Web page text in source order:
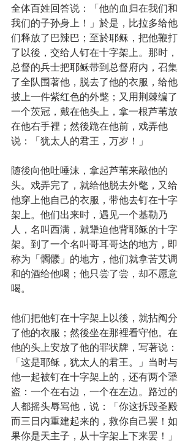
全体百姓回答说：「他的血归在我们和
我们的子孙身上！」於是，比拉多给他
们释放了巴辣巴；至於耶稣，把他鞭打
了以後，交给人钉在十字架上。那时，
总督的兵士把耶稣带到总督府内，召集
了全队围著他，脱去了他的衣服，给他
披上一件紫红色的外氅；又用荆棘编了
一个茨冠，戴在他头上，拿一根芦苇放
在他右手裡；然後跪在他前，戏弄他
说：「犹太人的君王，万岁！」
随後向他吐唾沫，拿起芦苇来敲他的
头。戏弄完了，就给他脱去外氅，又给
他穿上他自己的衣服，带他去钉在十字
架上。他们出来时，遇见一个基勒乃
人，名叫西满，就犟迫他背耶稣的十字
架。到了一个名叫哥耳哥达的地方，即
称为「髑髅」的地方，他们就拿苦艾调
和的酒给他喝；他只尝了尝，却不愿意
喝。
他们把他钉在十字架上以後，就拈阄分
了他的衣服；然後坐在那裡看守他。在
他的头上安放了他的罪状牌，写著说：
「这是耶稣，犹太人的君王。」当时与
他一起被钉在十字架上的，还有两个犟
盗：一个在右边，一个在左边。路过的
人都摇头辱骂他，说：「你这拆毁圣殿
而三日内重建起来的，救你自己罢！如
果你是天主子，从十字架上下来罢！」